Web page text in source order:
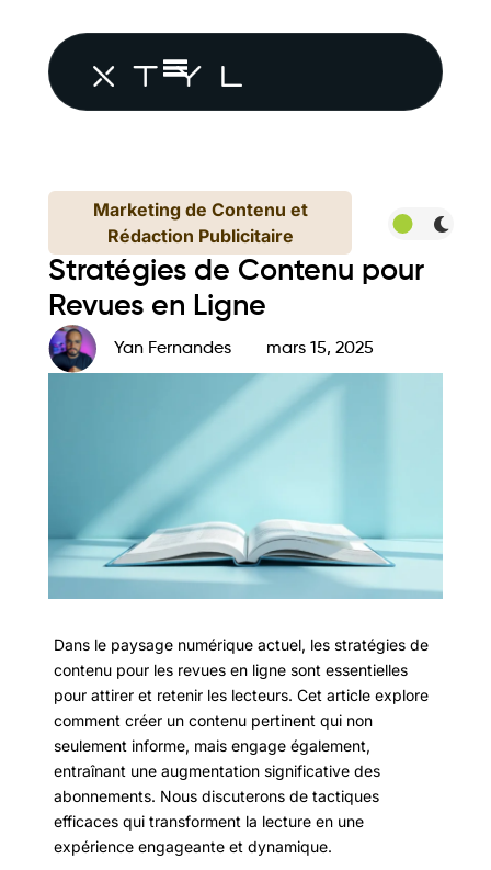
Marketing de Contenu et
Rédaction Publicitaire
Stratégies de Contenu pour
Revues en Ligne
Yan Fernandes mars 15, 2025
Dans le paysage numérique actuel, les stratégies de
contenu pour les revues en ligne sont essentielles
pour attirer et retenir les lecteurs. Cet article explore
comment créer un contenu pertinent qui non
seulement informe, mais engage également,
entraînant une augmentation significative des
abonnements. Nous discuterons de tactiques
efficaces qui transforment la lecture en une
expérience engageante et dynamique.